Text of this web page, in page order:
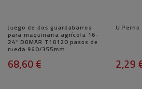
Juego de dos guardabarros
para maquinaria agrícola 16-
24" DOMAR T10120 pasos de
rueda 960/355mm
68,60 €
U
2,29